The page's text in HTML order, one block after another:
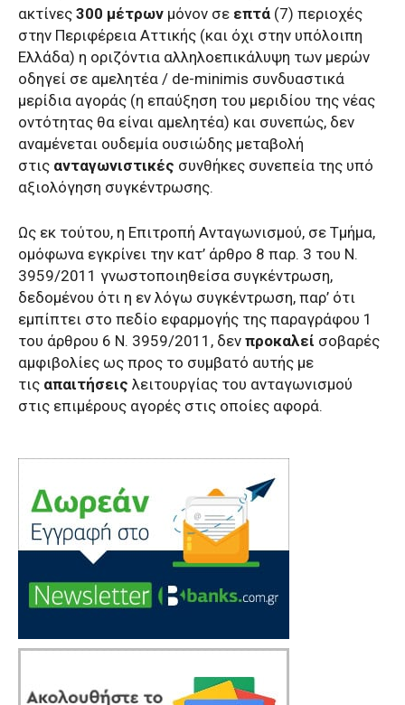
ακτίνες 300 μέτρων μόνον σε επτά (7) περιοχές
στην Περιφέρεια Αττικής (και όχι στην υπόλοιπη
Ελλάδα) η οριζόντια αλληλοεπικάλυψη των μερών
οδηγεί σε αμελητέα / de-minimis συνδυαστικά
μερίδια αγοράς (η επαύξηση του μεριδίου της νέας
οντότητας θα είναι αμελητέα) και συνεπώς, δεν
αναμένεται ουδεμία ουσιώδης μεταβολή
στις ανταγωνιστικές συνθήκες συνεπεία της υπό
αξιολόγηση συγκέντρωσης.
Ως εκ τούτου, η Επιτροπή Ανταγωνισμού, σε Τμήμα,
ομόφωνα εγκρίνει την κατ’ άρθρο 8 παρ. 3 του Ν.
3959/2011 γνωστοποιηθείσα συγκέντρωση,
δεδομένου ότι η εν λόγω συγκέντρωση, παρ’ ότι
εμπίπτει στο πεδίο εφαρμογής της παραγράφου 1
του άρθρου 6 Ν. 3959/2011, δεν προκαλεί σοβαρές
αμφιβολίες ως προς το συμβατό αυτής με
τις απαιτήσεις λειτουργίας του ανταγωνισμού
στις επιμέρους αγορές στις οποίες αφορά.